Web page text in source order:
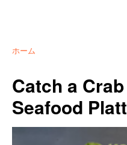
ホーム
Catch a
Seafood